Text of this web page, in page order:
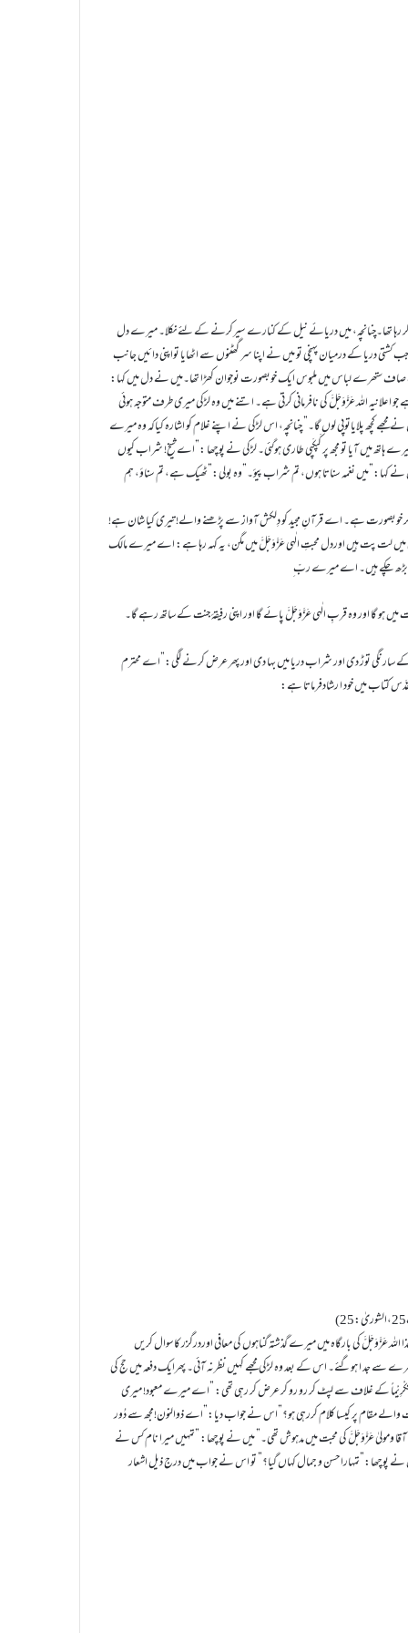
رہا تھا۔چنانچہ، میں دریائے نیل کے کنارے سیرکرنے کے لئے نکلا۔ میرے دل
کشتی دریا کے درمیان پہنچی تو میں نے اپنا سر گھٹنوں سے اٹھایا تواپنی دائیں جانب
ستھرے لباس میں ملبوس ایک خوبصورت نوجوان کھڑا تھا۔میں نے دل میں کہا:
اللہ عَزَّوَجَلَّ کی نافرمانی کرتی ہے۔ اتنے میں وہ لڑکی میری طرف متوجہ ہوئی
کچھ پلایاتوپی لوں گا۔” چنانچہ، اس لڑکی نے اپنے غلام کو اشارہ کیاکہ وہ میرے
میں آیا تو مجھ پر کَپکَپی طاری ہوگئی۔ لڑکی نے پوچھا :”اے شیخ! شراب کیوں
نے کہا:”میں نغمہ سناتا ہوں، تم شراب پیؤ۔”وہ بولی:”ٹھیک ہے، تم سناؤ، ہم
کر خوبصورت ہے۔ اے قرآنِ مجید کو دِلکش آواز سے پڑھنے والے! تیری کیا شان ہے!
لت پت ہیں اوردل محبتِ الٰہی عَزَّوَجَلَّ میں مگن، یہ کہہ رہا ہے: اے میرے مالک
بڑھ چکے ہیں۔ اے میرے ربّ
ہو گا اور وہ قربِ الٰہی عَزَّوَجَلَّ پائے گا اور اپنی رفیقۂ جنت کے ساتھ رہے گا۔
سارنگی توڑ دی اور شراب دریا میں بہا دی اور پھر عرض کرنے لگی:”اے محترم
کتاب میں خود ا رشادفرماتا ہے:
کی بارگاہ میں میرے گذشتہ گناہوں کی معافی اوردرگزر کاسوال کریں
سے جد ا ہوگئے۔ اس کے بعد وہ لڑکی مجھے کہیں نظرنہ آئی۔ پھرایک دفعہ میں حج کی
وَّتَکْرِیْماً کے غلاف سے لپٹ کر رو رو کر عرض کر رہی تھی: ”اے میرے معبود! میری
مقام پر کیسا کلام کررہی ہو؟”اس نے جواب دیا:”اے ذوالنون!مجھ سے دُور
ومولیٰ عَزَّوَجَلَّ کی محبت میں مدہوش تھی۔” میں نے پوچھا: ”تمہیں میرا نام کس نے
پوچھا:”تمہارا حسن و جمال کہاں گیا؟” تو اس نے جواب میں درج ذیل اشعار